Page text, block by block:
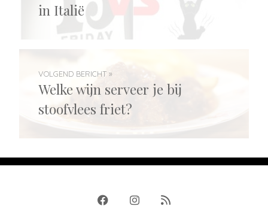
in Italië
VOLGEND BERICHT »
Welke wijn serveer je bij
stoofvlees friet?